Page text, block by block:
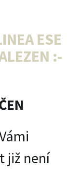
ESE
:-
již není